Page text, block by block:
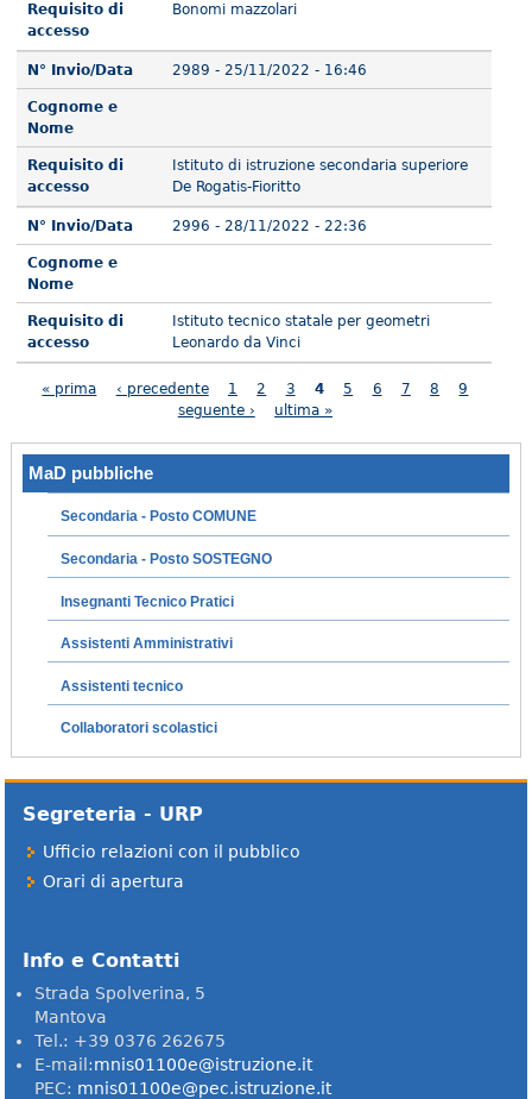
Requisito di
accesso
Bonomi mazzolari
N° Invio/Data 2989 - 25/11/2022 - 16:46
Cognome e
Nome
Requisito di
accesso
Istituto di istruzione secondaria superiore
De Rogatis-Fioritto
N° Invio/Data 2996 - 28/11/2022 - 22:36
Cognome e
Nome
Requisito di
accesso
Istituto tecnico statale per geometri
Leonardo da Vinci
Pagine
« prima ‹ precedente 1 2 3 4 5 6 7 8
9
seguente ›
ultima »
MaD pubbliche
Secondaria - Posto COMUNE
Secondaria - Posto SOSTEGNO
Insegnanti Tecnico Pratici
Assistenti Amministrativi
Assistenti tecnico
Collaboratori scolastici
Segreteria - URP
Ufficio relazioni con il pubblico
Orari di apertura
Info e Contatti
Strada Spolverina, 5
Mantova
Tel.: +39 0376 262675
E-mail:mnis01100e@istruzione.it
PEC: mnis01100e@pec.istruzione.it